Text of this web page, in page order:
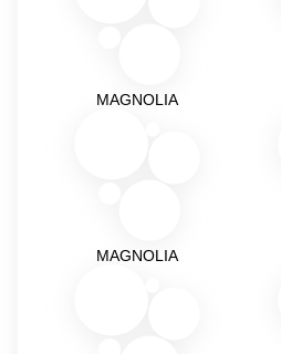
MAGNOLIA
MAGNOLIA